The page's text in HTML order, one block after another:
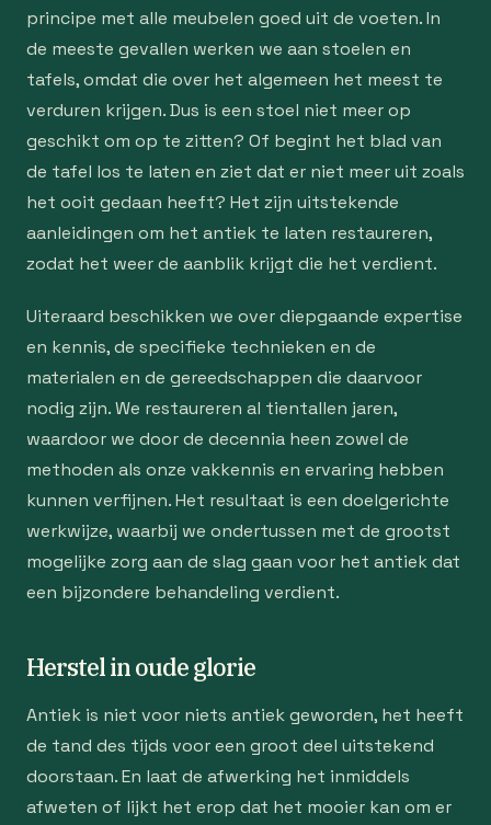
principe met alle meubelen goed uit de voeten. In
de meeste gevallen werken we aan stoelen en
tafels, omdat die over het algemeen het meest te
verduren krijgen. Dus is een stoel niet meer op
geschikt om op te zitten? Of begint het blad van
de tafel los te laten en ziet dat er niet meer uit zoals
het ooit gedaan heeft? Het zijn uitstekende
aanleidingen om het antiek te laten restaureren,
zodat het weer de aanblik krijgt die het verdient.
Uiteraard beschikken we over diepgaande expertise
en kennis, de specifieke technieken en de
materialen en de gereedschappen die daarvoor
nodig zijn. We restaureren al tientallen jaren,
waardoor we door de decennia heen zowel de
methoden als onze vakkennis en ervaring hebben
kunnen verfijnen. Het resultaat is een doelgerichte
werkwijze, waarbij we ondertussen met de grootst
mogelijke zorg aan de slag gaan voor het antiek dat
een bijzondere behandeling verdient.
Herstel in oude glorie
Antiek is niet voor niets antiek geworden, het heeft
de tand des tijds voor een groot deel uitstekend
doorstaan. En laat de afwerking het inmiddels
afweten of lijkt het erop dat het mooier kan om er